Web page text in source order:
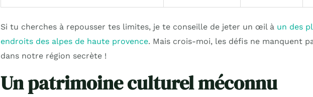
Si tu cherches à repousser tes limites, je te conseille de jeter un œil à un des
endroits des alpes de haute provence. Mais crois-moi, les défis ne manquent
dans notre région secrète !
Un patrimoine culturel méconnu